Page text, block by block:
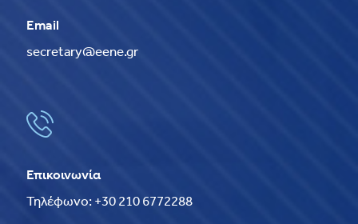
Email
secretary@eene.gr
Επικοινωνία
Τηλέφωνο: +30 210 6772288